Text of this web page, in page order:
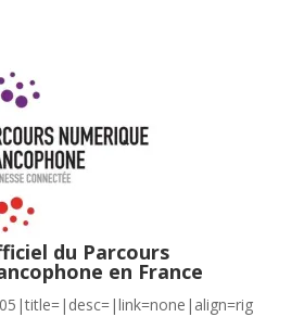
du Parcours
en France